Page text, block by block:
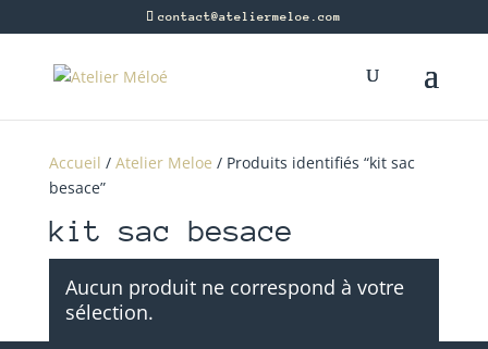
contact@ateliermeloe.com
Accueil / Atelier Meloe / Produits identifiés “kit sac
besace”
kit sac besace
Aucun produit ne correspond à votre
sélection.